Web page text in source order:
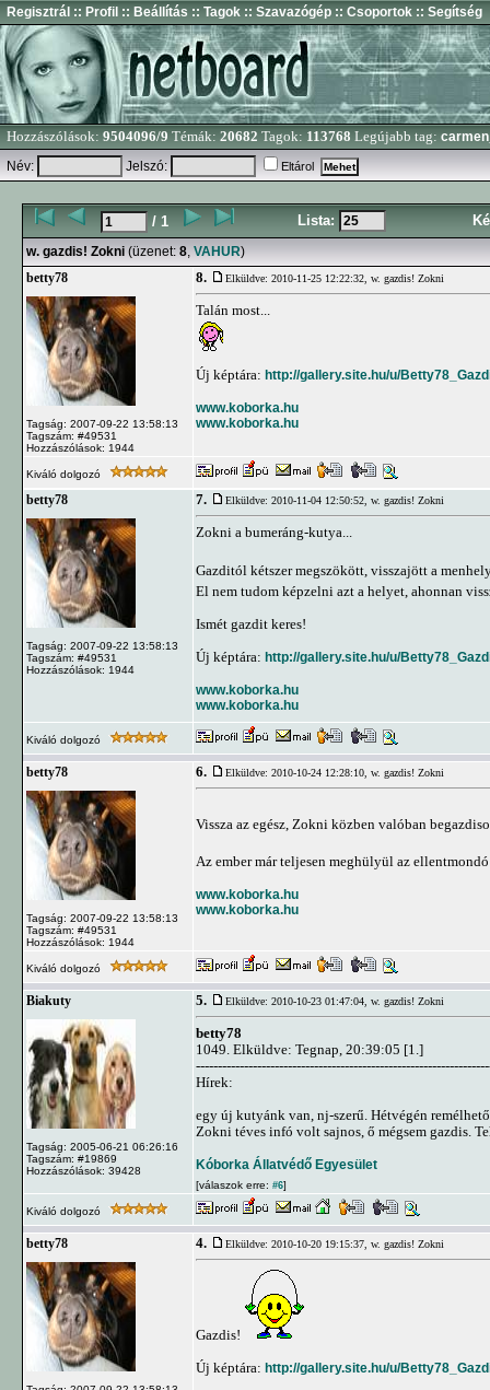
Regisztrál :: Profil :: Beállítás :: Tagok :: Szavazógép :: Csoportok :: Segítség
Hozzászólások: 9504096/9 Témák: 20682 Tagok: 113768 Legújabb tag:
Név:
Jelszó: Eltárol
/ 1 Lista:
w. gazdis! Zokni (üzenet: 8, VAHUR)
betty78
Tagság: 2007-09-22 13:58:13
Tagszám: #49531
Hozzászólások: 1944
8. Elküldve: 2010-11-25 12:22:32, w. gazdis! Zokni
Talán most...
Új képtára: http://gallery.site.hu/u/
www.koborka.hu
www.koborka.hu
Kiváló dolgozó
betty78
Tagság: 2007-09-22 13:58:13
Tagszám: #49531
Hozzászólások: 1944
7. Elküldve: 2010-11-04 12:50:52, w. gazdis! Zokni
Zokni a bumeráng-kutya...
Gazditól kétszer megszökött, visszajött a
El nem tudom képzelni azt a helyet, ahonnan
Ismét gazdit keres!
Új képtára: http://gallery.site.hu/u/
www.koborka.hu
www.koborka.hu
Kiváló dolgozó
betty78
Tagság: 2007-09-22 13:58:13
Tagszám: #49531
Hozzászólások: 1944
6. Elküldve: 2010-10-24 12:28:10, w. gazdis! Zokni
Vissza az egész, Zokni közben valóban
Az ember már teljesen meghülyül az
www.koborka.hu
www.koborka.hu
Kiváló dolgozó
Biakuty
Tagság: 2005-06-21 06:26:16
Tagszám: #19869
Hozzászólások: 39428
5. Elküldve: 2010-10-23 01:47:04, w. gazdis! Zokni
betty78
1049. Elküldve: Tegnap, 20:39:05 [1.]
Hírek:
egy új kutyánk van, nj-szerű. Hétvégén
Zokni téves infó volt sajnos, ő mégsem gazdis.
Kóborka Állatvédő Egyesület
[válaszok erre: #6]
Kiváló dolgozó
betty78 4. Elküldve: 2010-10-20 19:15:37, w. gazdis! Zokni
Gazdis!
Új képtára: http://gallery.site.hu/u/